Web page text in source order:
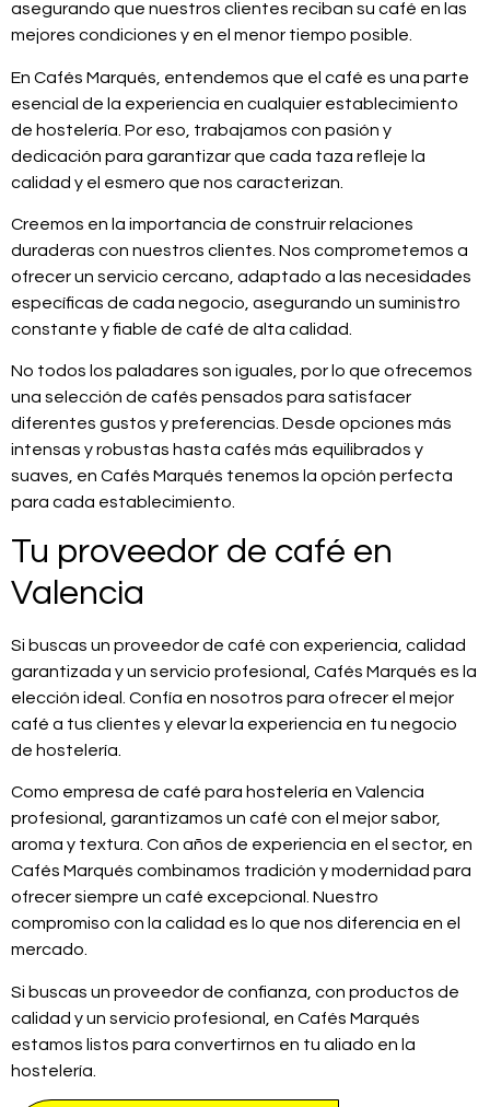
asegurando que nuestros clientes reciban su café en las
mejores condiciones y en el menor tiempo posible.
En Cafés Marqués, entendemos que el café es una parte
esencial de la experiencia en cualquier establecimiento
de hostelería. Por eso, trabajamos con pasión y
dedicación para garantizar que cada taza refleje la
calidad y el esmero que nos caracterizan.
Creemos en la importancia de construir relaciones
duraderas con nuestros clientes. Nos comprometemos a
ofrecer un servicio cercano, adaptado a las necesidades
específicas de cada negocio, asegurando un suministro
constante y fiable de café de alta calidad.
No todos los paladares son iguales, por lo que ofrecemos
una selección de cafés pensados para satisfacer
diferentes gustos y preferencias. Desde opciones más
intensas y robustas hasta cafés más equilibrados y
suaves, en Cafés Marqués tenemos la opción perfecta
para cada establecimiento.
Tu proveedor de café en
Valencia
Si buscas un proveedor de café con experiencia, calidad
garantizada y un servicio profesional, Cafés Marqués es la
elección ideal. Confía en nosotros para ofrecer el mejor
café a tus clientes y elevar la experiencia en tu negocio
de hostelería.
Como empresa de café para hostelería en Valencia
profesional, garantizamos un café con el mejor sabor,
aroma y textura. Con años de experiencia en el sector, en
Cafés Marqués combinamos tradición y modernidad para
ofrecer siempre un café excepcional. Nuestro
compromiso con la calidad es lo que nos diferencia en el
mercado.
Si buscas un proveedor de confianza, con productos de
calidad y un servicio profesional, en Cafés Marqués
estamos listos para convertirnos en tu aliado en la
hostelería.